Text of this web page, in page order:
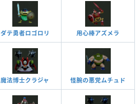
ダテ勇者ロゴロリ 用心棒アズメラ
魔法博士クラジャ 怪腕の悪党ムチュド